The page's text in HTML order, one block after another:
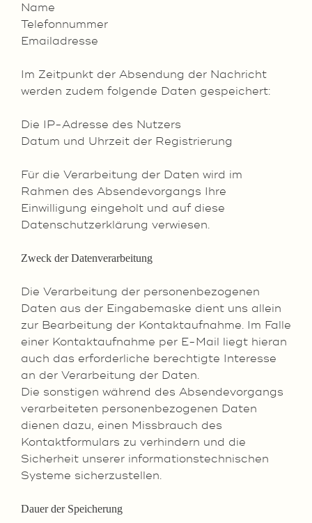
Name
Telefonnummer
Emailadresse
Im Zeitpunkt der Absendung der Nachricht
werden zudem folgende Daten gespeichert:
Die IP-Adresse des Nutzers
Datum und Uhrzeit der Registrierung
Für die Verarbeitung der Daten wird im
Rahmen des Absendevorgangs Ihre
Einwilligung eingeholt und auf diese
Datenschutzerklärung verwiesen.
Zweck der Datenverarbeitung
Die Verarbeitung der personenbezogenen
Daten aus der Eingabemaske dient uns allein
zur Bearbeitung der Kontaktaufnahme. Im Falle
einer Kontaktaufnahme per E-Mail liegt hieran
auch das erforderliche berechtigte Interesse
an der Verarbeitung der Daten.
Die sonstigen während des Absendevorgangs
verarbeiteten personenbezogenen Daten
dienen dazu, einen Missbrauch des
Kontaktformulars zu verhindern und die
Sicherheit unserer informationstechnischen
Systeme sicherzustellen.
Dauer der Speicherung